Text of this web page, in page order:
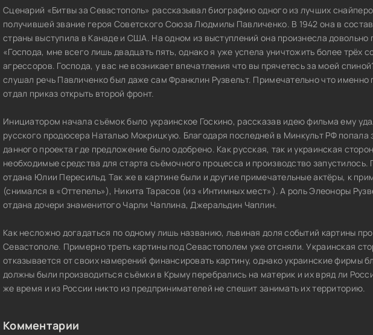
Сценарий «Битвы за Севастополь» рассказывал биографию одного из лучших
получившей звание героя Советского Союза Людмилы Павличенко. В 1942 она в
страны выступила в Канаде и США. На одном из выступлений она произнесла довольно
«Господа, мне всего лишь двадцать пять, однако я уже успела уничтожить более трёх
агрессоров. Господа, у вас не возникает впечатления что вы прячетесь за моей
слушал речь Павличенко был даже сам Франклин Рузвельт. Примечательно что именно
отдал приказ открыть второй фронт.
Инициатором начала съёмок было украинское Госкино, рассказав идею фильма ему
русского продюсера Наталью Мокрицкую. Благодаря последней в Минкульт РФ попала
данного проекта где предложение было одобрено. Как русская, так и украинская
необходимые средства для старта съёмочного процесса и производство запустилось.
отдана Юлии Пересильд. Так же в картине были и другие примечательные актёры, к
(снимался в «Оттепель»), Никита Тарасов (из «Интимных мест»). А роль Элеоноры
отдана дочери знаменитого Чарли Чаплина, Джеральдин Чаплин.
Как несложно догадаться по одному лишь названию, львиная доля событий картины
Севастополе. Примерно треть картины под Севастополем уже отсняли. Украинская
отказывается от своих намерений финансировать картину, однако украинские фирмы
должны были производиться съёмки в Крыму перебрались на материк и их вряд ли
же время и из России никто из предпринимателей не спешит занимать их территорию.
Комментарии